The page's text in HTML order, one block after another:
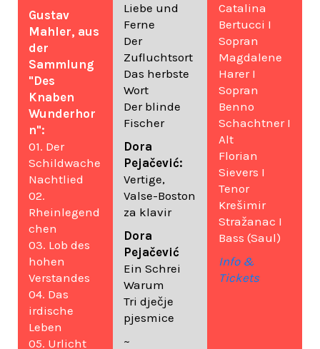
Gustav
Mahler, aus
der
Sammlung
"Des
Knaben
Wunderhor
n":
01. Der
Schildwache
Nachtlied
02.
Rheinlegend
chen
03. Lob des
hohen
Verstandes
04. Das
irdische
Leben
05. Urlicht
Liebe und
Ferne
Der
Zufluchtsort
Das herbste
Wort
Der blinde
Fischer
Dora
Pejačević:
Vertige,
Valse-Boston
za klavir
Dora
Pejačević
Ein Schrei
Warum
Tri dječje
pjesmice
~
Catalina
Bertucci I
Sopran
Magdalene
Harer I
Sopran
Benno
Schachtner I
Alt
Florian
Sievers I
Tenor
Krešimir
Stražanac I
Bass (Saul)
Info &
Tickets